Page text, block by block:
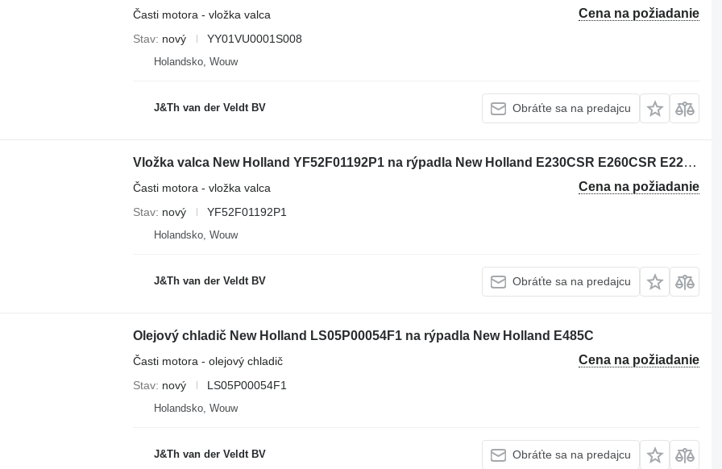
Cena na požiadanie
Časti motora - vložka valca
Stav nový YY01VU0001S008
Holandsko, Wouw
J&Th van der Veldt BV Obráťte sa na predajcu
Vložka valca New Holland YF52F01192P1 na rýpadla New Holland E230CSR E260CSR E225BSR E235BSR 230SR-3 260SR-3 E230CSRLC SK215SRLC SK235SR-2 E225BSRLC E235BSRLC SK235SR-1E E235BSRNLC SK235SRLC-2
Cena na požiadanie
Časti motora - vložka valca
Stav nový YF52F01192P1
Holandsko, Wouw
J&Th van der Veldt BV Obráťte sa na predajcu
Olejový chladič New Holland LS05P00054F1 na rýpadla New Holland E485C
Cena na požiadanie
Časti motora - olejový chladič
Stav nový LS05P00054F1
Holandsko, Wouw
J&Th van der Veldt BV Obráťte sa na predajcu